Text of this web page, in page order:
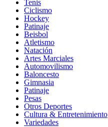
Tenis
Ciclismo
Hockey
Patinaje
Beisbol
Atletismo
Natación
Artes Marciales
Automovilismo
Baloncesto
Gimnasia
Patinaje
Pesas
Otros Deportes
Cultura & Entretenimiento
Variedades